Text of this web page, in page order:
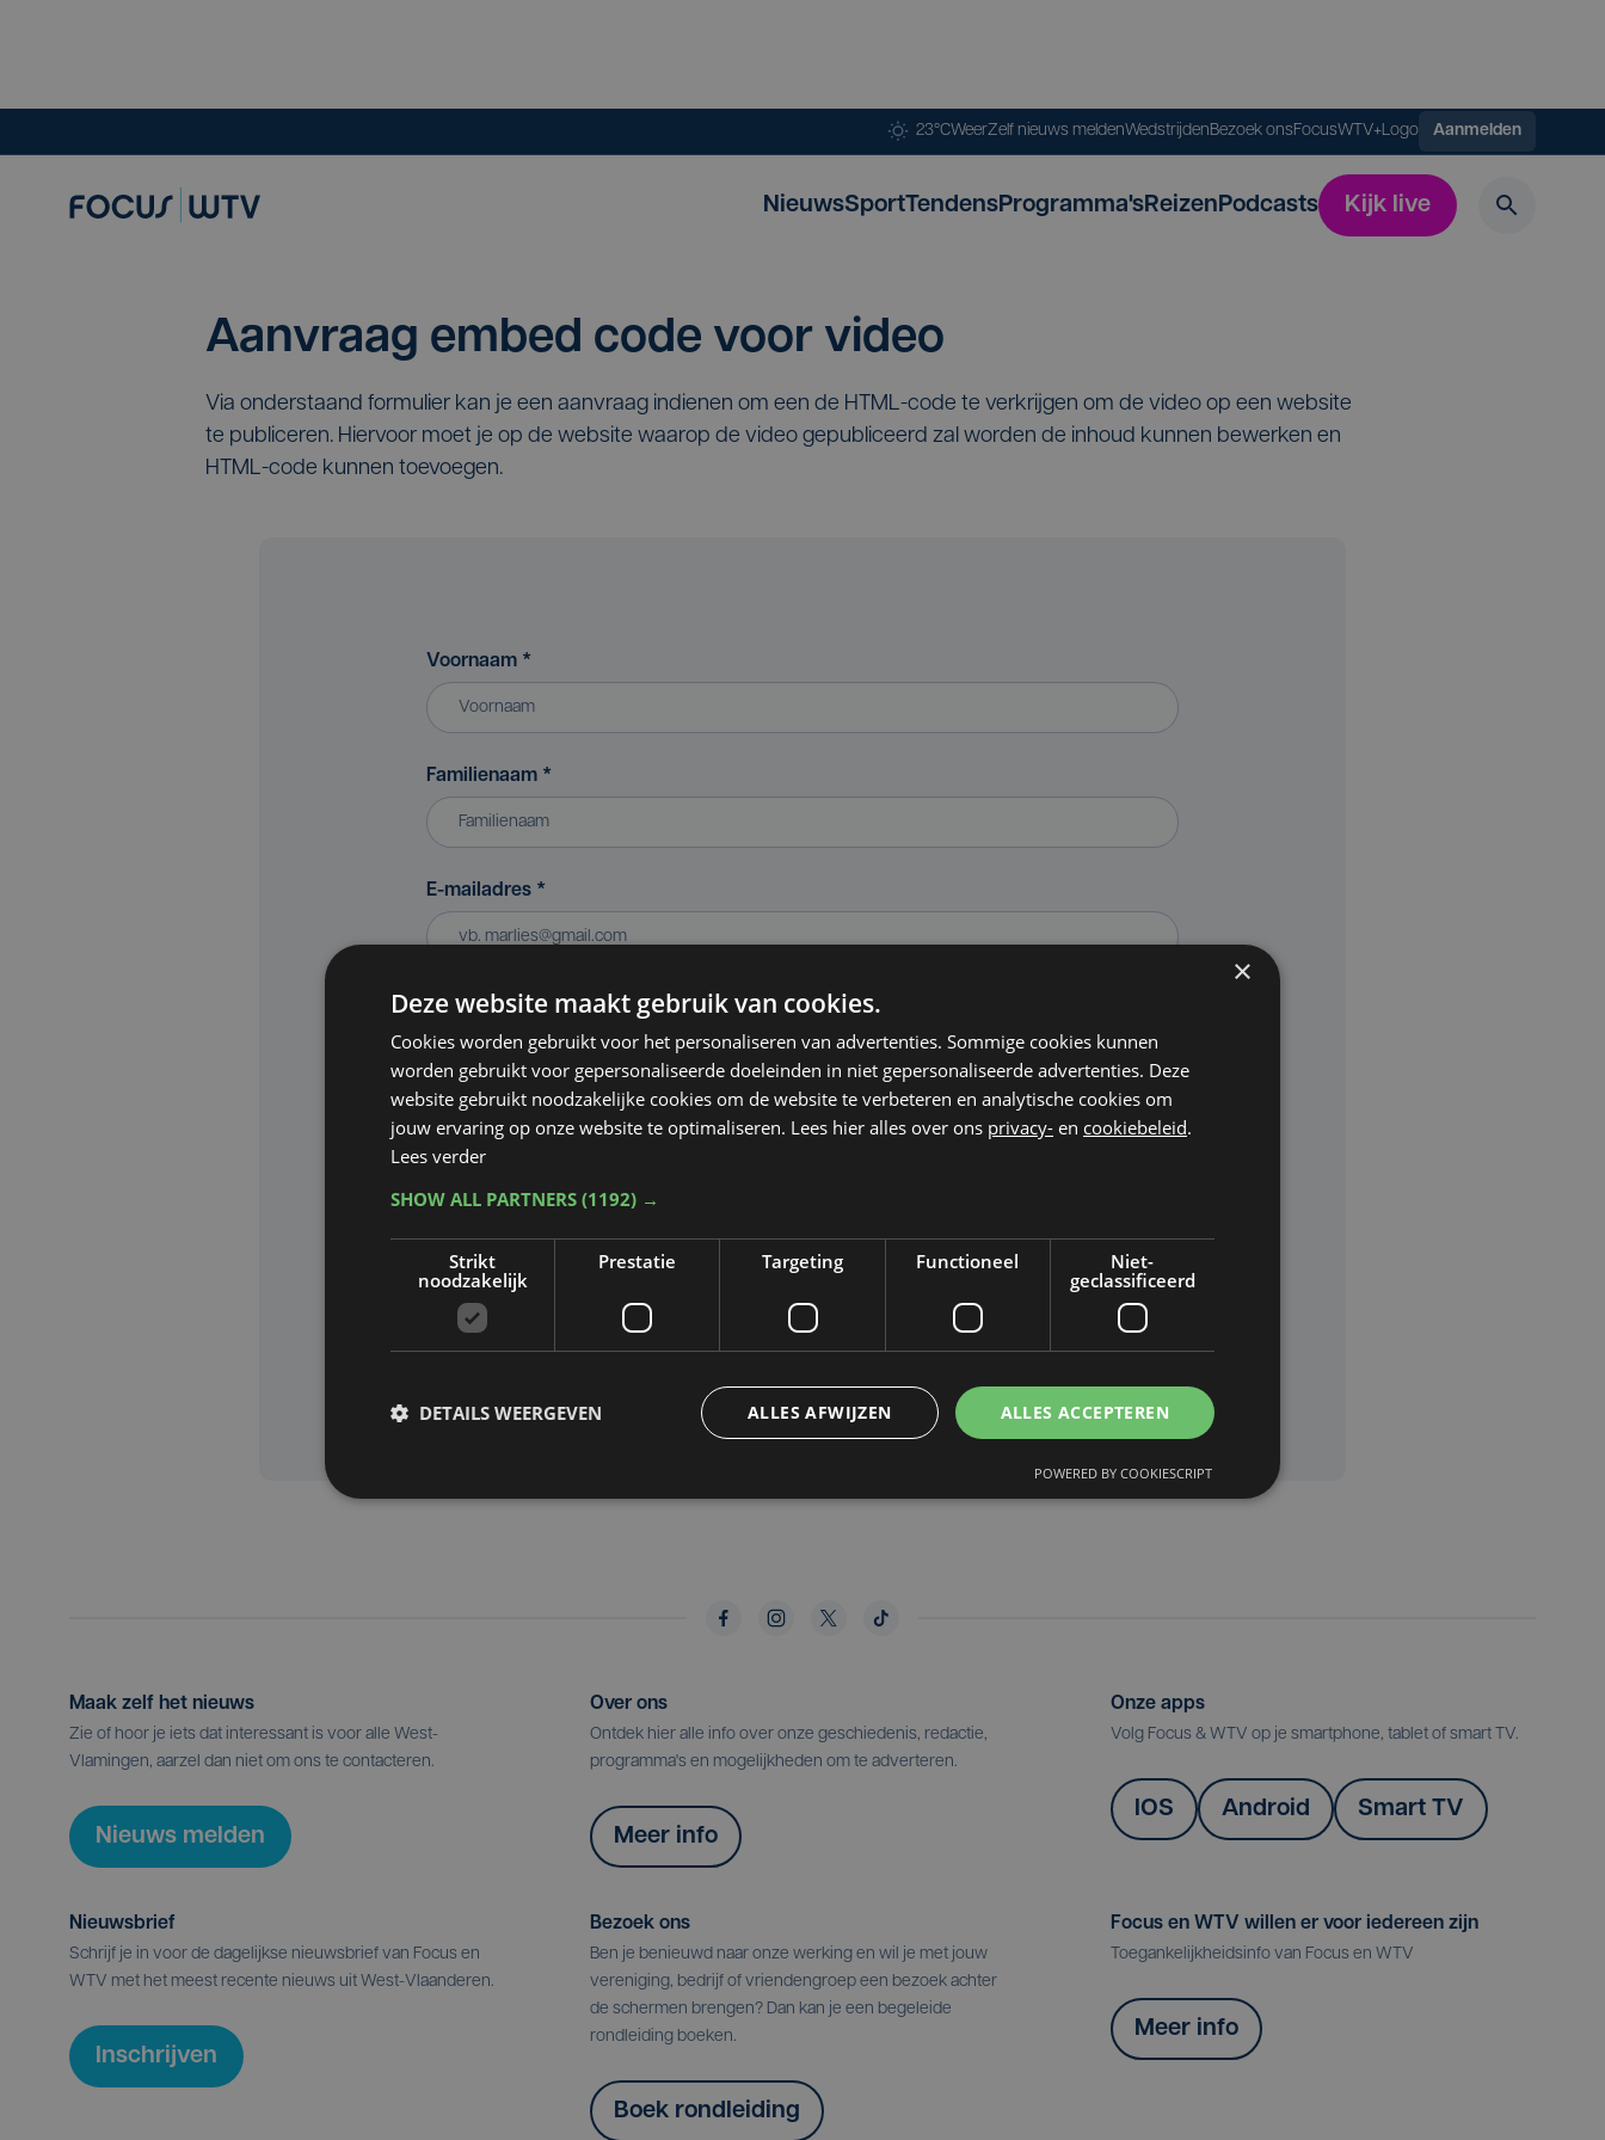
23°CWeerZelf nieuws meldenWedstrijdenBezoek onsFocusWTV+Logo Aanmelden
NieuwsSportTendensProgramma'sReizenPodcasts Kijk live
Aanvraag embed code voor video
Via onderstaand formulier kan je een aanvraag indienen om een de HTML-code te verkrijgen om de video op een website
te publiceren. Hiervoor moet je op de website waarop de video gepubliceerd zal worden de inhoud kunnen bewerken en
HTML-code kunnen toevoegen.
Voornaam *
Familienaam *
E-mailadres *
Bedrijf of vereniging (indien van toepassing)
Website waarop de video gepubliceerd zal worden*
Google zijn van toepassing.
Aanvragen
Maak zelf het nieuws
Zie of hoor je iets dat interessant is voor alle West-
Vlamingen, aarzel dan niet om ons te contacteren.
Nieuws melden
Over ons
Ontdek hier alle info over onze geschiedenis, redactie,
programma's en mogelijkheden om te adverteren.
Meer info
Onze apps
Volg Focus & WTV op je smartphone, tablet of smart TV.
IOS Android Smart TV
Nieuwsbrief
Schrijf je in voor de dagelijkse nieuwsbrief van Focus en
WTV met het meest recente nieuws uit West-Vlaanderen.
Inschrijven
Bezoek ons
Ben je benieuwd naar onze werking en wil je met jouw
vereniging, bedrijf of vriendengroep een bezoek achter
de schermen brengen? Dan kan je een begeleide
rondleiding boeken.
Boek rondleiding
Focus en WTV willen er voor iedereen zijn
Toegankelijkheidsinfo van Focus en WTV
Meer info
×
Deze website maakt gebruik van cookies.
Cookies worden gebruikt voor het personaliseren van advertenties. Sommige cookies kunnen
worden gebruikt voor gepersonaliseerde doeleinden in niet gepersonaliseerde advertenties. Deze
website gebruikt noodzakelijke cookies om de website te verbeteren en analytische cookies om
jouw ervaring op onze website te optimaliseren. Lees hier alles over ons privacy- en cookiebeleid.
Lees verder
SHOW ALL PARTNERS (1192) →
Strikt
noodzakelijk
Prestatie Targeting Functioneel
Niet-
geclassificeerd
ALLES ACCEPTEREN
ALLES AFWIJZEN
DETAILS WEERGEVEN
POWERED BY COOKIESCRIPT